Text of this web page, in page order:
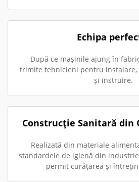
Echipa
După ce mașinile ajung în
trimite tehnicieni pentru
și instruire.
Construcție Sanitară din
Realizată din materiale
standardele de igienă din
permit curățarea și